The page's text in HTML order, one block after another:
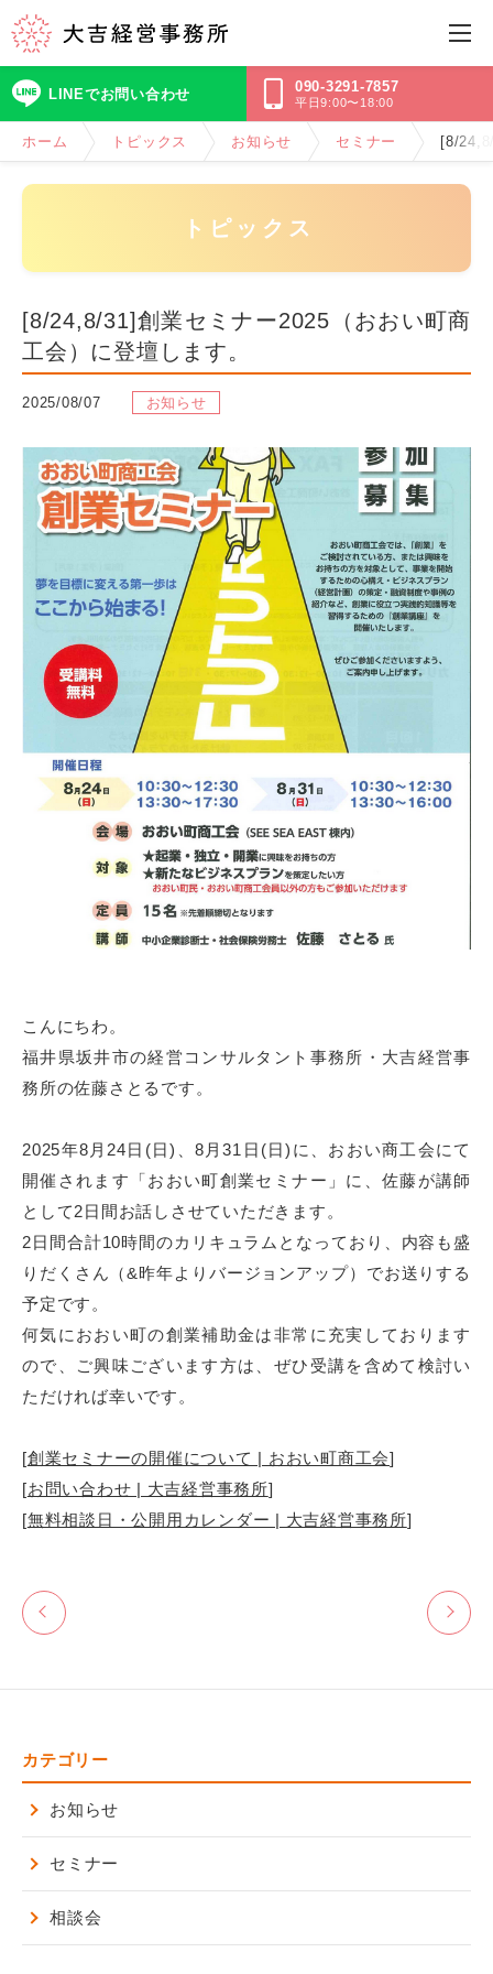
090-3291-7857
平日9:00〜18:00
LINEでお問い合わせ
ホーム トピックス お知らせ セミナー [8/
トピックス
[8/24,8/31]創業セミナー2025（おおい町商
工会）に登壇します。
2025/08/07 お知らせ
こんにちわ。
福井県坂井市の経営コンサルタント事務所・大吉経営事
務所の佐藤さとるです。
2025年8月24日(日)、8月31日(日)に、おおい商工会にて
開催されます「おおい町創業セミナー」に、佐藤が講師
として2日間お話しさせていただきます。
2日間合計10時間のカリキュラムとなっており、内容も盛
りだくさん（&昨年よりバージョンアップ）でお送りする
予定です。
何気におおい町の創業補助金は非常に充実しております
ので、ご興味ございます方は、ぜひ受講を含めて検討い
ただければ幸いです。
[創業セミナーの開催について | おおい町商工会]
[お問い合わせ | 大吉経営事務所]
[無料相談日・公開用カレンダー | 大吉経営事務所]
カテゴリー
お知らせ
セミナー
相談会